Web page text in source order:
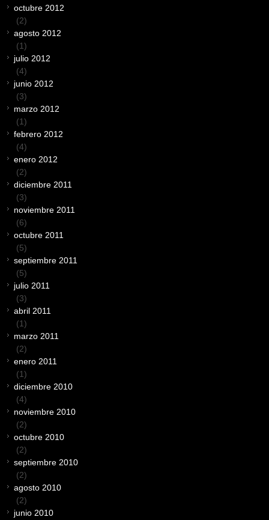
octubre 2012
(2)
agosto 2012
(1)
julio 2012
(4)
junio 2012
(3)
marzo 2012
(1)
febrero 2012
(4)
enero 2012
(2)
diciembre 2011
(3)
noviembre 2011
(6)
octubre 2011
(5)
septiembre 2011
(5)
julio 2011
(3)
abril 2011
(1)
marzo 2011
(2)
enero 2011
(1)
diciembre 2010
(4)
noviembre 2010
(2)
octubre 2010
(2)
septiembre 2010
(2)
agosto 2010
(2)
junio 2010